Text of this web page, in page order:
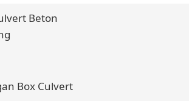
Beton
Box Culvert